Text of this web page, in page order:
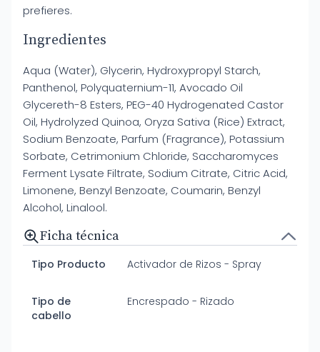
prefieres.
Ingredientes
Aqua (Water), Glycerin, Hydroxypropyl Starch,
Panthenol, Polyquaternium-11, Avocado Oil
Glycereth-8 Esters, PEG-40 Hydrogenated Castor
Oil, Hydrolyzed Quinoa, Oryza Sativa (Rice) Extract,
Sodium Benzoate, Parfum (Fragrance), Potassium
Sorbate, Cetrimonium Chloride, Saccharomyces
Ferment Lysate Filtrate, Sodium Citrate, Citric Acid,
Limonene, Benzyl Benzoate, Coumarin, Benzyl
Alcohol, Linalool.
Ficha técnica
Tipo Producto Activador de Rizos - Spray
Tipo de
cabello
Encrespado - Rizado